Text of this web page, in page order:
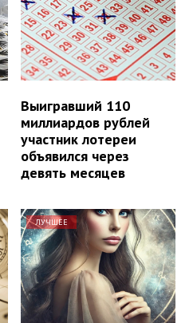
Выигравший 110
миллиардов рублей
участник лотереи
объявился через
девять месяцев
ЛУЧШЕЕ